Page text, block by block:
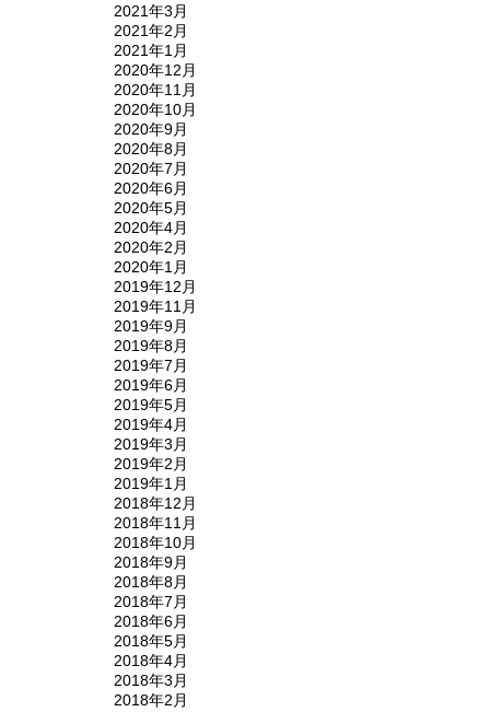
2021年3月
2021年2月
2021年1月
2020年12月
2020年11月
2020年10月
2020年9月
2020年8月
2020年7月
2020年6月
2020年5月
2020年4月
2020年2月
2020年1月
2019年12月
2019年11月
2019年9月
2019年8月
2019年7月
2019年6月
2019年5月
2019年4月
2019年3月
2019年2月
2019年1月
2018年12月
2018年11月
2018年10月
2018年9月
2018年8月
2018年7月
2018年6月
2018年5月
2018年4月
2018年3月
2018年2月